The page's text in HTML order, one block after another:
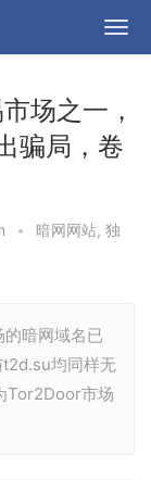
场之一，
骗局，卷
• 暗网网站, 独
暗网域名已
均同样无
Tor2Door市场